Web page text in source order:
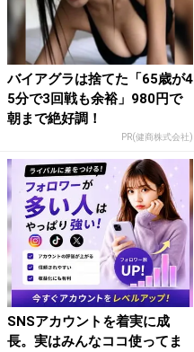
バイアグラは捨てた「65歳が4
5分で3回戦も余裕」980円で
朝まで絶好調！
PR(健商株式会社)
SNSアカウントを着実に成
長。実はみんなココ使ってま